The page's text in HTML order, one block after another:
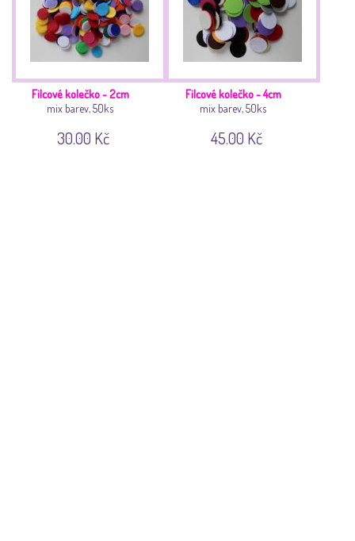
Filcové kolečko - 2cm
mix barev, 50ks
30.00 Kč
Filcové kolečko - 4cm
mix barev, 50ks
45.00 Kč